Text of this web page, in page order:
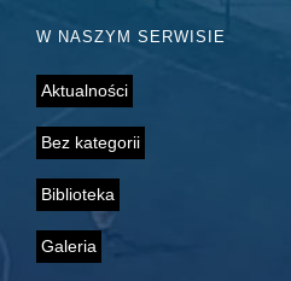
W NASZYM SERWISIE
Aktualności
Bez kategorii
Biblioteka
Galeria